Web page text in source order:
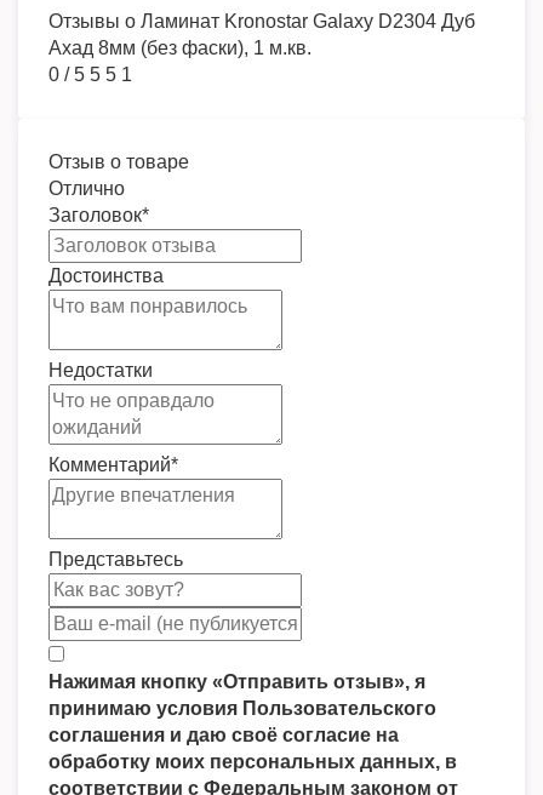
Отзывы о Ламинат Kronostar Galaxy D2304 Дуб
Ахад 8мм (без фаски), 1 м.кв.
0 /5 5 5 1
Отзыв о товаре
Отлично
Заголовок*
Достоинства
Недостатки
Комментарий*
Представьтесь
Нажимая кнопку «Отправить отзыв», я
принимаю условия Пользовательского
соглашения и даю своё согласие на
обработку моих персональных данных, в
соответствии с Федеральным законом от